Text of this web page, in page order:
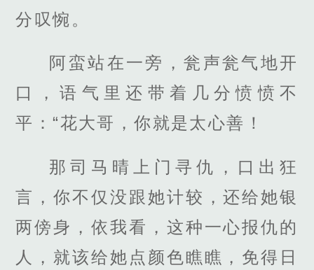
分叹惋。
阿蛮站在一旁，瓮声瓮气地开
口，语气里还带着几分愤愤不
平：“花大哥，你就是太心善！
那司马晴上门寻仇，口出狂
言，你不仅没跟她计较，还给她银
两傍身，依我看，这种一心报仇的
人，就该给她点颜色瞧瞧，免得日